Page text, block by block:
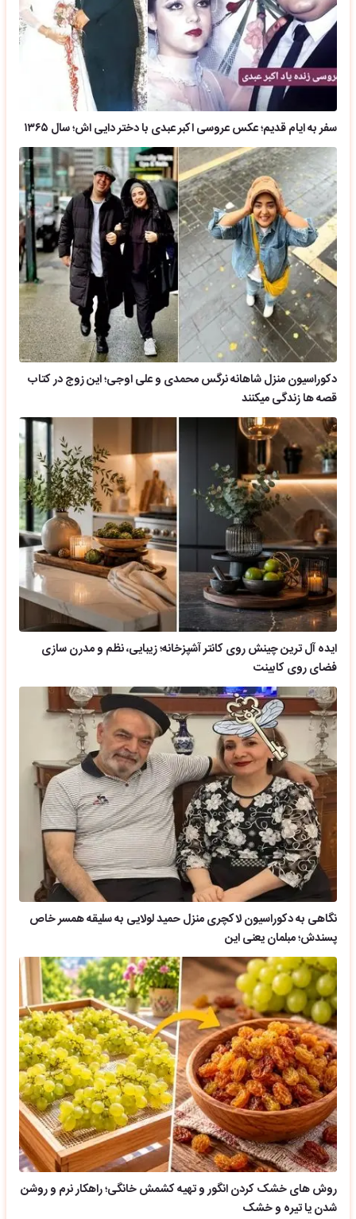
سفر به ایام قدیم؛ عکس عروسی اکبر عبدی با دختر دایی اش؛ سال ۱۳۶۵
دکوراسیون منزل شاهانه نرگس محمدی و علی اوجی؛ این زوج در کتاب
قصه ها زندگی میکنند
ایده آل ترین چینش روی کانتر آشپزخانه؛ زیبایی، نظم و مدرن سازی
فضای روی کابینت
نگاهی به دکوراسیون لاکچری منزل حمید لولایی به سلیقه همسر خاص
پسندش؛ مبلمان یعنی این
روش های خشک کردن انگور و تهیه کشمش خانگی؛ راهکار نرم و روشن
شدن یا تیره و خشک